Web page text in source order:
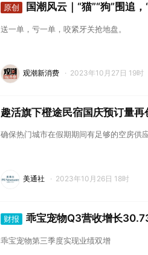
原创 国潮风云｜“猫”“狗”围追
送一单，亏一单，咬紧牙关抢地盘。
观潮新消费 · 2023年10月27日 19时
趣活旗下橙途民宿国庆预订量
确保热门城市在假期期间有足够的空房供应
美通社 · 2023年10月26日 18时
财报 乖宝宠物Q3营收增长
乖宝宠物第三季度实现业绩双增